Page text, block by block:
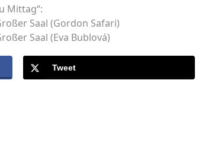
Mittag“:
Saal (Gordon Safari)
Saal (Eva Bublová)
Tweet